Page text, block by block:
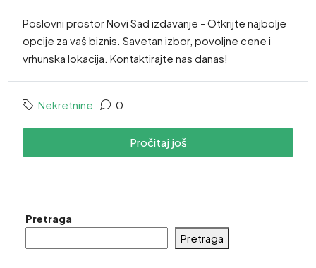
Poslovni prostor Novi Sad izdavanje - Otkrijte najbolje
opcije za vaš biznis. Savetan izbor, povoljne cene i
vrhunska lokacija. Kontaktirajte nas danas!
Nekretnine 0
Pročitaj još
Pretraga
Pretraga